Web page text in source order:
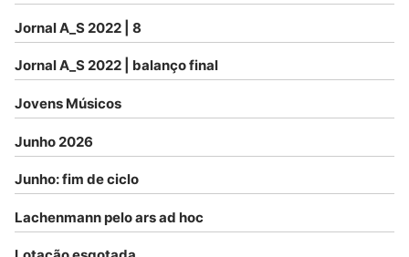
Jornal A_S 2022 | 8
Jornal A_S 2022 | balanço final
Jovens Músicos
Junho 2026
Junho: fim de ciclo
Lachenmann pelo ars ad hoc